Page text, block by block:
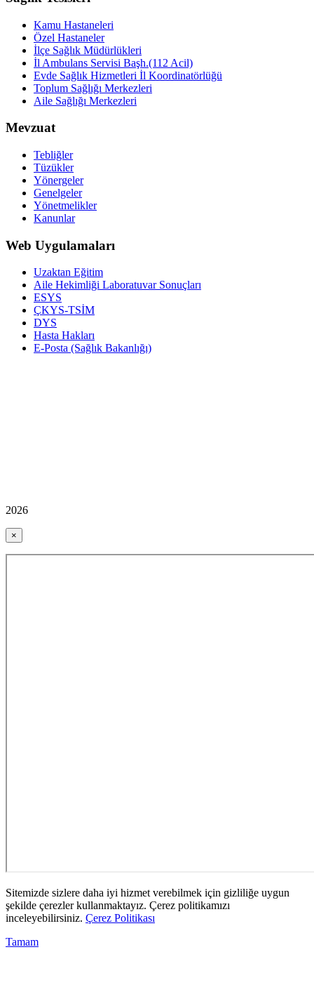
Kamu Hastaneleri
Özel Hastaneler
İlçe Sağlık Müdürlükleri
İl Ambulans Servisi Başh.(112 Acil)
Evde Sağlık Hizmetleri İl Koordinatörlüğü
Toplum Sağlığı Merkezleri
Aile Sağlığı Merkezleri
Mevzuat
Tebliğler
Tüzükler
Yönergeler
Genelgeler
Yönetmelikler
Kanunlar
Web Uygulamaları
Uzaktan Eğitim
Aile Hekimliği Laboratuvar Sonuçları
ESYS
ÇKYS-TSİM
DYS
Hasta Hakları
E-Posta (Sağlık Bakanlığı)
2026
×
Sitemizde sizlere daha iyi hizmet verebilmek için gizliliğe uygun
şekilde çerezler kullanmaktayız. Çerez politikamızı
inceleyebilirsiniz. Çerez Politikası
Tamam